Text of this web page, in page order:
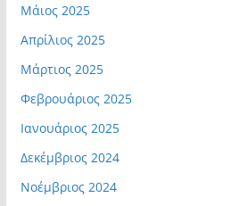
Μάιος 2025
Απρίλιος 2025
Μάρτιος 2025
Φεβρουάριος 2025
Ιανουάριος 2025
Δεκέμβριος 2024
Νοέμβριος 2024